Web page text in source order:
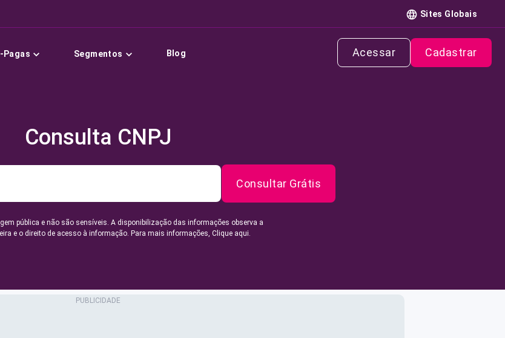
Sites Globais
Pagas Segmentos Blog Acessar Cadastrar
Consulta CNPJ
Consultar Grátis
pública e não são sensíveis. A disponibilização das informações observa a
e o direito de acesso à informação. Para mais informações, Clique aqui.